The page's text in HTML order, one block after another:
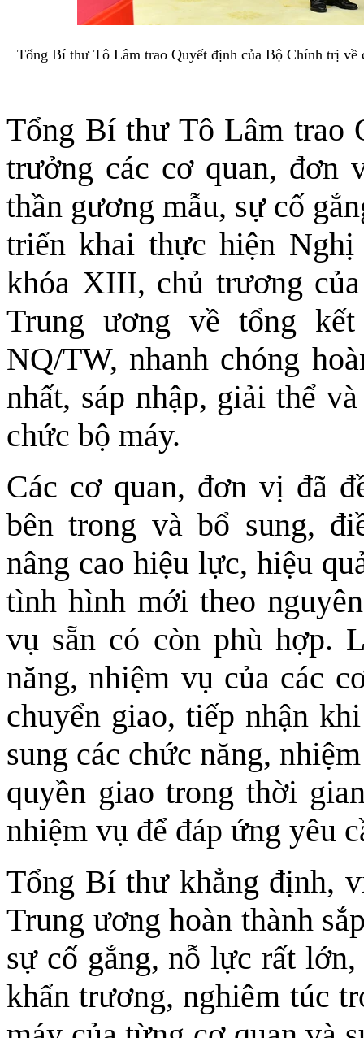
Tổng Bí thư Tô Lâm trao Quyết định của Bộ Chính trị
Tổng Bí thư Tô Lâm trao
trưởng các cơ quan,
thần gương mẫu, sự cố
triển khai thực hiện
khóa XIII, chủ trương
Trung ương về tổng
NQ/TW, nhanh chóng
nhất, sáp nhập, giải thể
chức bộ máy.
Các cơ quan, đơn vị đã
bên trong và bổ sung,
nâng cao hiệu lực, hiệu
tình hình mới theo
vụ sẵn có còn phù hợp.
năng, nhiệm vụ của các
chuyển giao, tiếp nhận
sung các chức năng,
quyền giao trong thời
nhiệm vụ để đáp ứng yêu
Tổng Bí thư khẳng định,
Trung ương hoàn thành
sự cố gắng, nỗ lực rất
khẩn trương, nghiêm túc